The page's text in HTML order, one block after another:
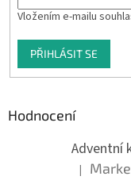
Vložením e-mailu
PŘIHLÁSIT SE
Hodnocení
Hodnocení
|